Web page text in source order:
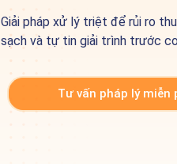
Giải pháp xử lý triệt để rủi ro
sạch và tự tin giải trình trước
Tư vấn pháp lý miễn